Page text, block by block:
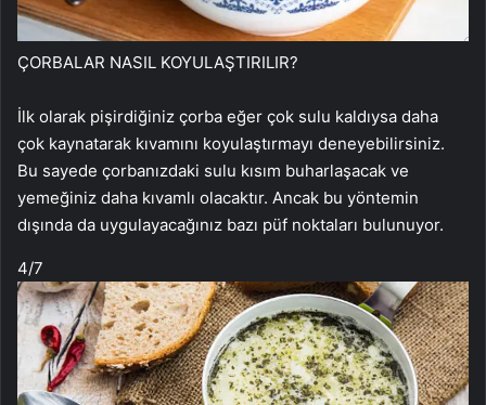
ÇORBALAR NASIL KOYULAŞTIRILIR?
İlk olarak pişirdiğiniz çorba eğer çok sulu kaldıysa daha
çok kaynatarak kıvamını koyulaştırmayı deneyebilirsiniz.
Bu sayede çorbanızdaki sulu kısım buharlaşacak ve
yemeğiniz daha kıvamlı olacaktır. Ancak bu yöntemin
dışında da uygulayacağınız bazı püf noktaları bulunuyor.
4/7